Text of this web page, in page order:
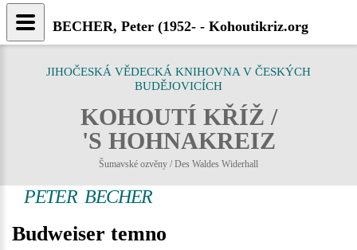
JIHOČESKÁ VĚDECKÁ KNIHOVNA V ČESKÝCH
BUDĚJOVICÍCH
KOHOUTÍ KŘÍŽ /
'S HOHNAKREIZ
Šumavské ozvěny / Des Waldes Widerhall
PETER BECHER
Budweiser temno
BECHER, Peter (1952- - Kohoutikriz.org